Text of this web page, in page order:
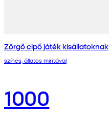
Zörgő cipő játék kisállatoknak
színes, állatos mintával
1000